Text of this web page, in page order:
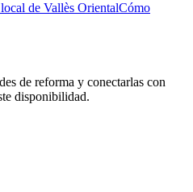
de Vallès OrientalCómo
de reforma y conectarlas con
disponibilidad.